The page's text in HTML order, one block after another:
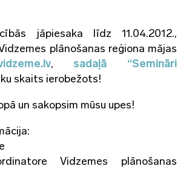
jāpiesaka līdz 11.04.2012.,
plānošanas reģiona mājas
, sadaļā “Semināri
skaits ierobežots!
un sakopsim mūsu upes!
Vidzemes plānošanas